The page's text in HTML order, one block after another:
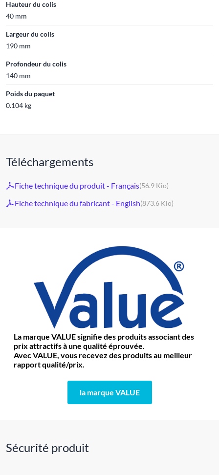
Hauteur du colis
40 mm
Largeur du colis
190 mm
Profondeur du colis
140 mm
Poids du paquet
0.104 kg
Téléchargements
Fiche technique du produit - Français(56.9 Kio)
Fiche technique du fabricant - English(873.6 Kio)
La marque VALUE signifie des produits associant des
prix attractifs à une qualité éprouvée.
Avec VALUE, vous recevez des produits au meilleur
rapport qualité/prix.
la marque VALUE
Sécurité produit